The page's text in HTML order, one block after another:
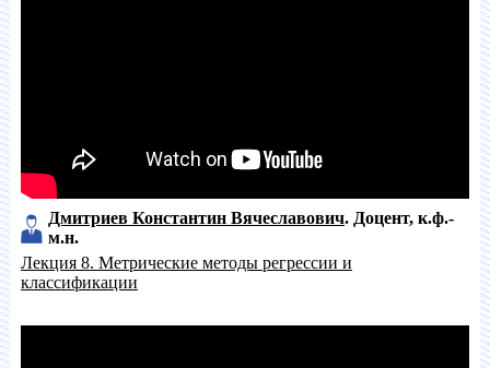
Дмитриев Константин Вячеславович Доцент к.ф.-
м.н.
Лекция 8. Метрические методы регрессии и
классификации